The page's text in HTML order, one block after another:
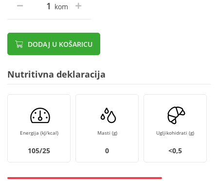
kom
DODAJ U KOŠARICU
Nutritivna deklaracija
Energija (kJ/kcal)
105/25
Masti (g)
0
Ugljikohidrati (g)
<0,5